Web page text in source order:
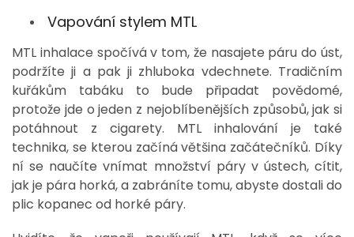
Vapování stylem MTL
MTL inhalace spočívá v tom, že nasajete páru do úst,
podržíte ji a pak ji zhluboka vdechnete. Tradičním
kuřákům tabáku to bude připadat povědomé,
protože jde o jeden z nejoblíbenějších způsobů, jak si
potáhnout z cigarety. MTL inhalování je také
technika, se kterou začíná většina začátečníků. Díky
ní se naučíte vnímat množství páry v ústech, cítit,
jak je pára horká, a zabráníte tomu, abyste dostali do
plic kopanec od horké páry.